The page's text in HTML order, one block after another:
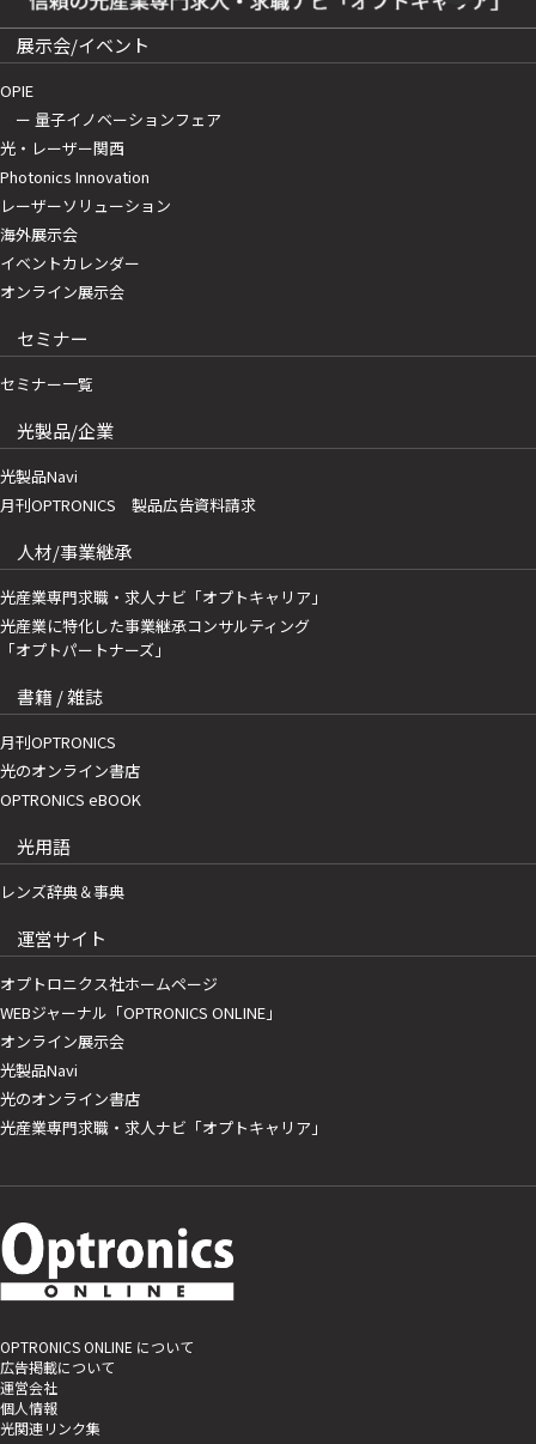
展示会/イベント
OPIE
ー 量子イノベーションフェア
光・レーザー関西
Photonics Innovation
レーザーソリューション
海外展示会
イベントカレンダー
オンライン展示会
セミナー
セミナー一覧
光製品/企業
光製品Navi
月刊OPTRONICS 製品広告資料請求
人材/事業継承
光産業専門求職・求人ナビ「オプトキャリア」
光産業に特化した事業継承コンサルティング
「オプトパートナーズ」
書籍 / 雑誌
月刊OPTRONICS
光のオンライン書店
OPTRONICS eBOOK
光用語
レンズ辞典＆事典
運営サイト
オプトロニクス社ホームページ
WEBジャーナル「OPTRONICS ONLINE」
オンライン展示会
光製品Navi
光のオンライン書店
光産業専門求職・求人ナビ「オプトキャリア」
OPTRONICS ONLINE について
広告掲載について
運営会社
個人情報
光関連リンク集